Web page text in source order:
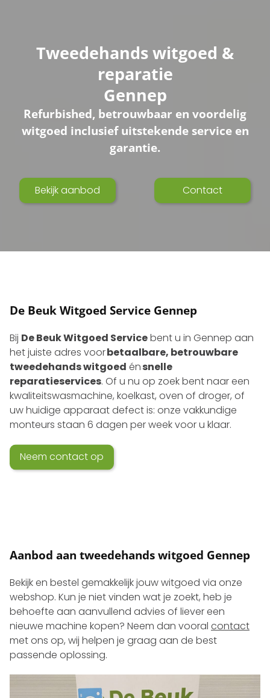
Tweedehands witgoed &
reparatie
Gennep
Refurbished, betrouwbaar en voordelig
witgoed inclusief uitstekende service en
garantie.
Bekijk aanbod Contact
De Beuk Witgoed Service Gennep
Bij De Beuk Witgoed Servicebent u in Gennep aan
het juiste adres voorbetaalbare, betrouwbare
tweedehands witgoed énsnelle
reparatieservices. Of u nu op zoek bent naar een
kwaliteits­wasmachine, koelkast, oven of droger, of
uw huidige apparaat defect is: onze vakkundige
monteurs staan 6 dagen per week voor u klaar.
Neem contact op
Aanbod aan tweedehands witgoed Gennep
Bekijk en bestel gemakkelijk jouw witgoed via onze
webshop. Kun je niet vinden wat je zoekt, heb je
behoefte aan aanvullend advies of liever een
nieuwe machine kopen? Neem dan vooral contact
met ons op, wij helpen je graag aan de best
passende oplossing.